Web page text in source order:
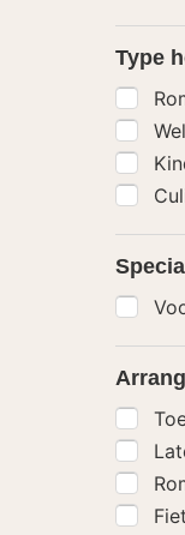
Type